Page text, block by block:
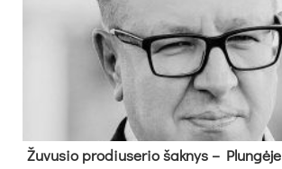
Žu­vu­sio pro­diu­se­rio šak­nys – Plun­gė­je